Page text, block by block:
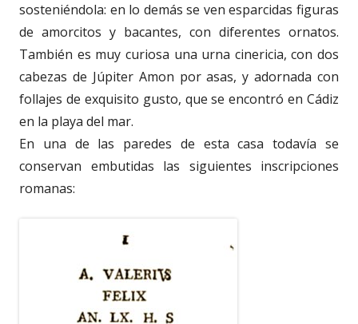
sosteniéndola: en lo demás se ven esparcidas figuras
de amorcitos y bacantes, con diferentes ornatos.
También es muy curiosa una urna cinericia, con dos
cabezas de Júpiter Amon por asas, y adornada con
follajes de exquisito gusto, que se encontró en Cádiz
en la playa del mar.
En una de las paredes de esta casa todavía se
conservan embutidas las siguientes inscripciones
romanas: